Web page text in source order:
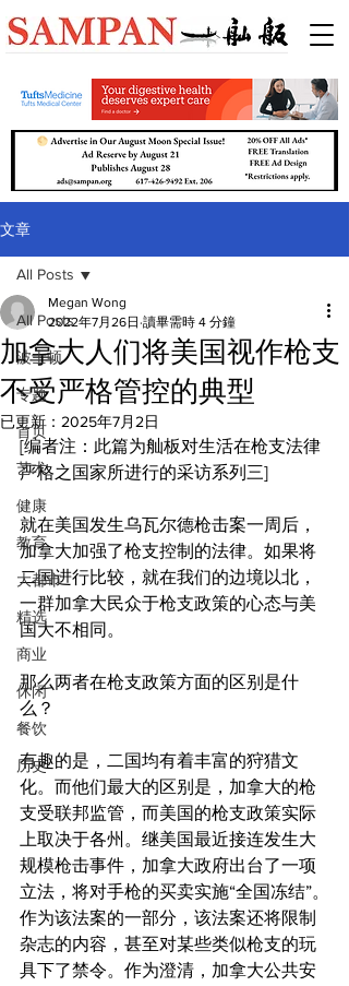
文章
All Posts
波士顿
专题
首页
艺术
健康
教育
大都市
精选
商业
休闲
餐饮
历史
All Posts
加拿大人们将美国视作枪支
不受严格管控的典型
Megan Wong
2022年7月26日 讀畢需時 4 分鐘
已更新： 2025年7月2日
[编者注：此篇为舢板对生活在枪支法律
严格之国家所进行的采访系列三]
就在美国发生乌瓦尔德枪击案一周后，
加拿大加强了枪支控制的法律。如果将
二国进行比较，就在我们的边境以北，
一群加拿大民众于枪支政策的心态与美
国大不相同。
那么两者在枪支政策方面的区别是什
么？
有趣的是，二国均有着丰富的狩猎文
化。而他们最大的区别是，加拿大的枪
支受联邦监管，而美国的枪支政策实际
上取决于各州。继美国最近接连发生大
规模枪击事件，加拿大政府出台了一项
立法，将对手枪的买卖实施“全国冻结”。
作为该法案的一部分，该法案还将限制
杂志的内容，甚至对某些类似枪支的玩
具下了禁令。作为澄清，加拿大公共安